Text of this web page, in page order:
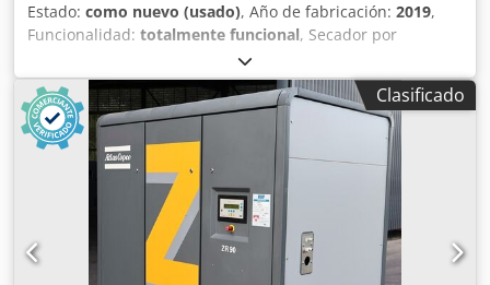
Estado: como nuevo (usado), Año de fabricación: 2019,
Funcionalidad: totalmente funcional, Secador por
refrigeración Atlas Copco FX6, usado 2,34 m³/min 14 bares
Cjdpfezrtbijx Aqqerf Año de fabricación: 2019
Clasificado